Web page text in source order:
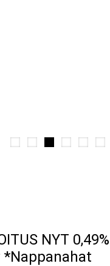
NYT
*Nappanahat